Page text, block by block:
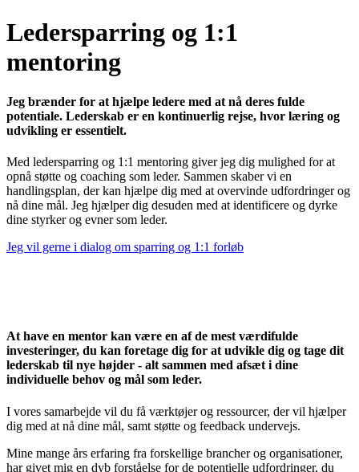
Ledersparring og 1:1
mentoring
Jeg brænder for at hjælpe ledere med at nå deres fulde
potentiale. Lederskab er en kontinuerlig rejse, hvor læring og
udvikling er essentielt.
Med ledersparring og 1:1 mentoring giver jeg dig mulighed for at
opnå støtte og coaching som leder. Sammen skaber vi en
handlingsplan, der kan hjælpe dig med at overvinde udfordringer og
nå dine mål. Jeg hjælper dig desuden med at identificere og dyrke
dine styrker og evner som leder.
Jeg vil gerne i dialog om sparring og 1:1 forløb
At have en mentor kan være en af de mest værdifulde
investeringer, du kan foretage dig for at udvikle dig og tage dit
lederskab til nye højder - alt sammen med afsæt i dine
individuelle behov og mål som leder.
I vores samarbejde vil du få værktøjer og ressourcer, der vil hjælper
dig med at nå dine mål, samt støtte og feedback undervejs.
Mine mange års erfaring fra forskellige brancher og organisationer,
har givet mig en dyb forståelse for de potentielle udfordringer, du